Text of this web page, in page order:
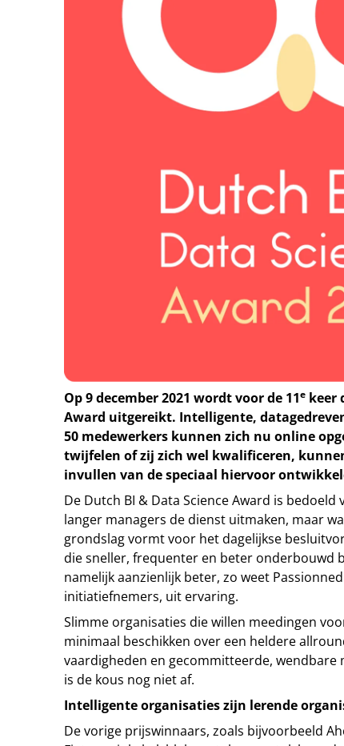
Op 9 december 2021 wordt voor de 11e keer
Award uitgereikt. Intelligente,
50 medewerkers kunnen zich nu online
twijfelen of zij zich wel kwalificeren,
invullen van de speciaal hiervoor
De Dutch BI & Data Science Award is
langer managers de dienst uitmaken, maar
grondslag vormt voor het dagelijkse
die sneller, frequenter en beter onderbouwd
namelijk aanzienlijk beter, zo weet
initiatiefnemers, uit ervaring.
Slimme organisaties die willen meedingen
minimaal beschikken over een heldere
vaardigheden en gecommitteerde, wendbare
is de kous nog niet af.
Intelligente organisaties zijn lerende
De vorige prijswinnaars, zoals bijvoorbeeld